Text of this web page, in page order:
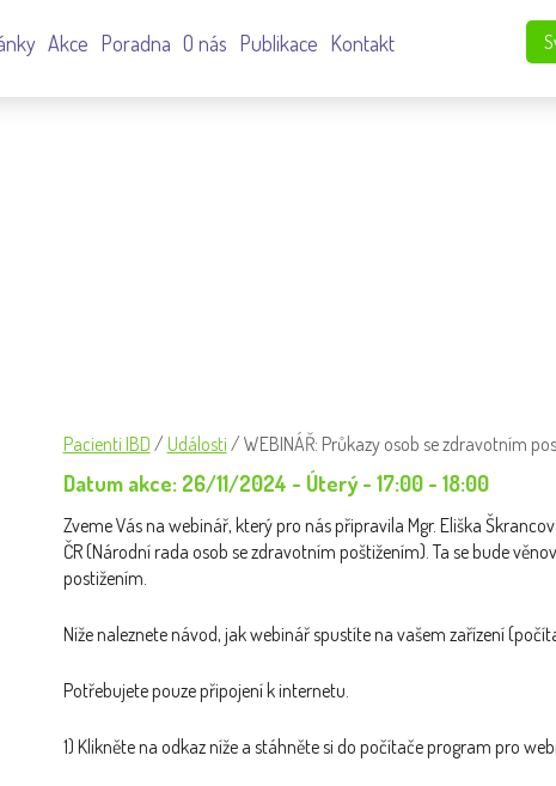
Akce Poradna O nás Publikace Kontakt
Pacienti IBD / Události / WEBINÁŘ: Průkazy osob se zdravotním
Datum akce: 26/11/2024 - Úterý - 17:00 - 18:00
Zveme Vás na webinář, který pro nás připravila Mgr. Eliška
ČR (Národní rada osob se zdravotním poštižením). Ta se bude
postižením.
Níže naleznete návod, jak webinář spustíte na vašem zařízení
Potřebujete pouze připojení k internetu.
1) Klikněte na odkaz níže a stáhněte si do počítače program pro